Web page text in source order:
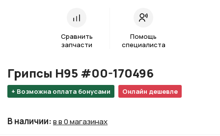
Сравнить
запчасти
Помощь
специалиста
+ Возможна оплата бонусами Онлайн дешевле
Грипсы H95 #00-170496
В наличии:в в 0 магазинах